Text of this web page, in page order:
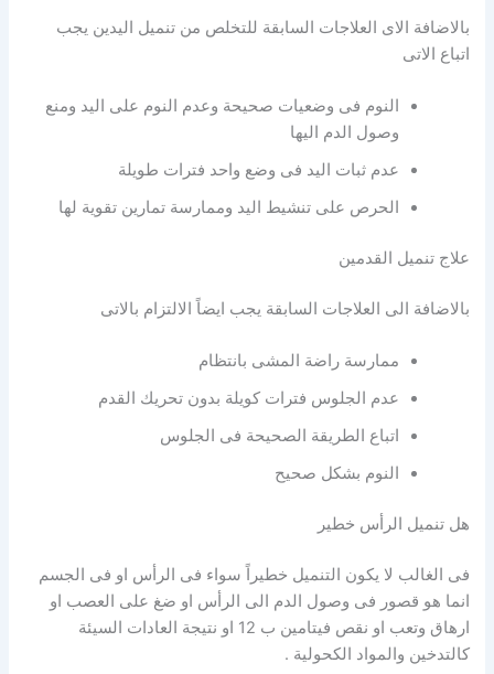
بالاضافة الاى العلاجات السابقة للتخلص من تنميل اليدين يجب
اتباع الاتى
النوم فى وضعيات صحيحة وعدم النوم على اليد ومنع
وصول الدم اليها
عدم ثبات اليد فى وضع واحد فترات طويلة
الحرص على تنشيط اليد وممارسة تمارين تقوية لها
علاج تنميل القدمين
بالاضافة الى العلاجات السابقة يجب ايضاً الالتزام بالاتى
ممارسة راضة المشى بانتظام
عدم الجلوس فترات كويلة بدون تحريك القدم
اتباع الطريقة الصحيحة فى الجلوس
النوم بشكل صحيح
هل تنميل الرأس خطير
فى الغالب لا يكون التنميل خطيراً سواء فى الرأس او فى الجسم
انما هو قصور فى وصول الدم الى الرأس او ضغ على العصب او
ارهاق وتعب او نقص فيتامين ب 12 او نتيجة العادات السيئة
كالتدخين والمواد الكحولية .